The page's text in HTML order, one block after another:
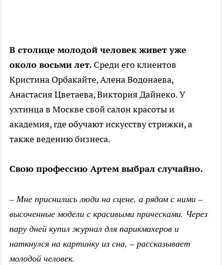
В столице молодой человек живет уже
около восьми лет. Среди его клиентов
Кристина Орбакайте, Алена Водонаева,
Анастасия Цветаева, Виктория Дайнеко. У
ухтинца в Москве свой салон красоты и
академия, где обучают искусству стрижки, а
также ведению бизнеса.
Свою профессию Артем выбрал случайно.
– Мне приснились люди на сцене, а рядом с ними –
высоченные модели с красивыми прическами. Через
пару дней купил журнал для парикмахеров и
наткнулся на картинку из сна, – рассказывает
молодой человек.